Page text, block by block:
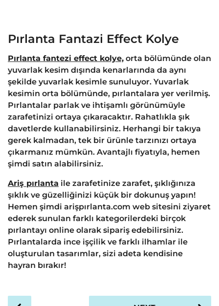
Pırlanta Fantazi Effect Kolye
Pırlanta fantezi effect kolye, orta bölümünde olan
yuvarlak kesim dışında kenarlarında da aynı
şekilde yuvarlak kesimle sunuluyor. Yuvarlak
kesimin orta bölümünde, pırlantalara yer verilmiş.
Pırlantalar parlak ve ihtişamlı görünümüyle
zarafetinizi ortaya çıkaracaktır. Rahatlıkla şık
davetlerde kullanabilirsiniz. Herhangi bir takıya
gerek kalmadan, tek bir ürünle tarzınızı ortaya
çıkarmanız mümkün. Avantajlı fiyatıyla, hemen
şimdi satın alabilirsiniz.
Ariş pırlanta ile zarafetinize zarafet, şıklığınıza
şıklık ve güzelliğinizi küçük bir dokunuş yapın!
Hemen şimdi arişpırlanta.com web sitesini ziyaret
ederek sunulan farklı kategorilerdeki birçok
pırlantayı online olarak sipariş edebilirsiniz.
Pırlantalarda ince işçilik ve farklı ilhamlar ile
oluşturulan tasarımlar, sizi adeta kendisine
hayran bırakır!
Replica
Cartier Replica Watches Cartier Replica